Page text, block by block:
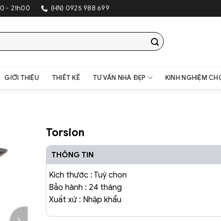
- 21h00 (HN) 0925 988 699
GIỚI THIỆU THIẾT KẾ TƯ VẤN NHÀ ĐẸP KINH NGHIỆM
Torsion
THÔNG TIN
Kích thước : Tuỳ chọn
Bảo hành : 24 tháng
Xuất xứ : Nhập khẩu